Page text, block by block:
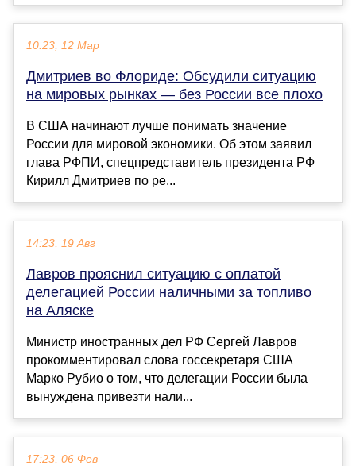
10:23, 12 Мар
Дмитриев во Флориде: Обсудили ситуацию
на мировых рынках — без России все плохо
В США начинают лучше понимать значение
России для мировой экономики. Об этом заявил
глава РФПИ, спецпредставитель президента РФ
Кирилл Дмитриев по ре...
14:23, 19 Авг
Лавров прояснил ситуацию с оплатой
делегацией России наличными за топливо
на Аляске
Министр иностранных дел РФ Сергей Лавров
прокомментировал слова госсекретаря США
Марко Рубио о том, что делегации России была
вынуждена привезти нали...
17:23, 06 Фев